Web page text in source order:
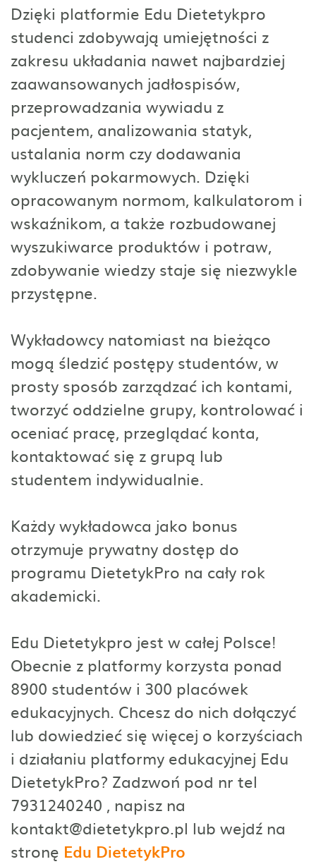
Dzięki platformie Edu Dietetykpro
studenci zdobywają umiejętności z
zakresu układania nawet najbardziej
zaawansowanych jadłospisów,
przeprowadzania wywiadu z
pacjentem, analizowania statyk,
ustalania norm czy dodawania
wykluczeń pokarmowych. Dzięki
opracowanym normom, kalkulatorom i
wskaźnikom, a także rozbudowanej
wyszukiwarce produktów i potraw,
zdobywanie wiedzy staje się niezwykle
przystępne.
Wykładowcy natomiast na bieżąco
mogą śledzić postępy studentów, w
prosty sposób zarządzać ich kontami,
tworzyć oddzielne grupy, kontrolować i
oceniać pracę, przeglądać konta,
kontaktować się z grupą lub
studentem indywidualnie.
Każdy wykładowca jako bonus
otrzymuje prywatny dostęp do
programu DietetykPro na cały rok
akademicki.
Edu Dietetykpro jest w całej Polsce!
Obecnie z platformy korzysta ponad
8900 studentów i 300 placówek
edukacyjnych. Chcesz do nich dołączyć
lub dowiedzieć się więcej o korzyściach
i działaniu platformy edukacyjnej Edu
DietetykPro? Zadzwoń pod nr tel
7931240240 , napisz na
kontakt@dietetykpro.pl lub wejdź na
stronę Edu DietetykPro